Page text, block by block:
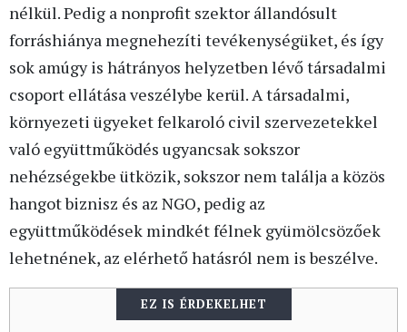
nélkül. Pedig a nonprofit szektor állandósult
forráshiánya megnehezíti tevékenységüket, és így
sok amúgy is hátrányos helyzetben lévő társadalmi
csoport ellátása veszélybe kerül. A társadalmi,
környezeti ügyeket felkaroló civil szervezetekkel
való együttműködés ugyancsak sokszor
nehézségekbe ütközik, sokszor nem találja a közös
hangot biznisz és az NGO, pedig az
együttműködések mindkét félnek gyümölcsözőek
lehetnének, az elérhető hatásról nem is beszélve.
EZ IS ÉRDEKELHET